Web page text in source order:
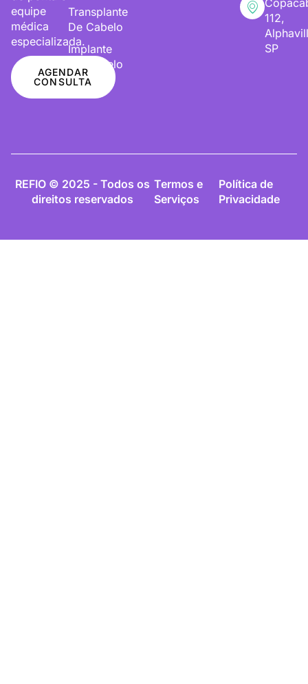
equipe
médica
especializada.
AGENDAR
CONSULTA
Transplante
De Cabelo
Implante
De Cabelo
112,
SP
REFIO © 2025 - Todos os
direitos reservados
Termos e
Serviços
Política de
Privacidade